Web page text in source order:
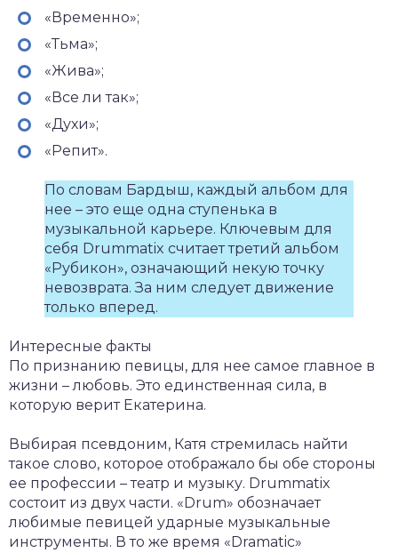
«Временно»;
«Тьма»;
«Жива»;
«Все ли так»;
«Духи»;
«Репит».
По словам Бардыш, каждый альбом для
нее – это еще одна ступенька в
музыкальной карьере. Ключевым для
себя Drummatix считает третий альбом
«Рубикон», означающий некую точку
невозврата. За ним следует движение
только вперед.
Интересные факты
По признанию певицы, для нее самое главное в
жизни – любовь. Это единственная сила, в
которую верит Екатерина.
Выбирая псевдоним, Катя стремилась найти
такое слово, которое отображало бы обе стороны
ее профессии – театр и музыку. Drummatix
состоит из двух части. «Drum» обозначает
любимые певицей ударные музыкальные
инструменты. В то же время «Dramatic»